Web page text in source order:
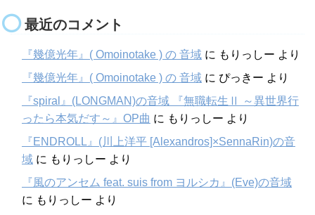
最近のコメント
『幾億光年』( Omoinotake ) の 音域 に もりっしー より
『幾億光年』( Omoinotake ) の 音域 に ぴっきー より
『spiral』(LONGMAN)の音域 『無職転生Ⅱ ～異世界行
ったら本気だす～』OP曲 に もりっしー より
『ENDROLL』(川上洋平 [Alexandros]×SennaRin)の音
域 に もりっしー より
『風のアンセム feat. suis from ヨルシカ』(Eve)の音域
に もりっしー より